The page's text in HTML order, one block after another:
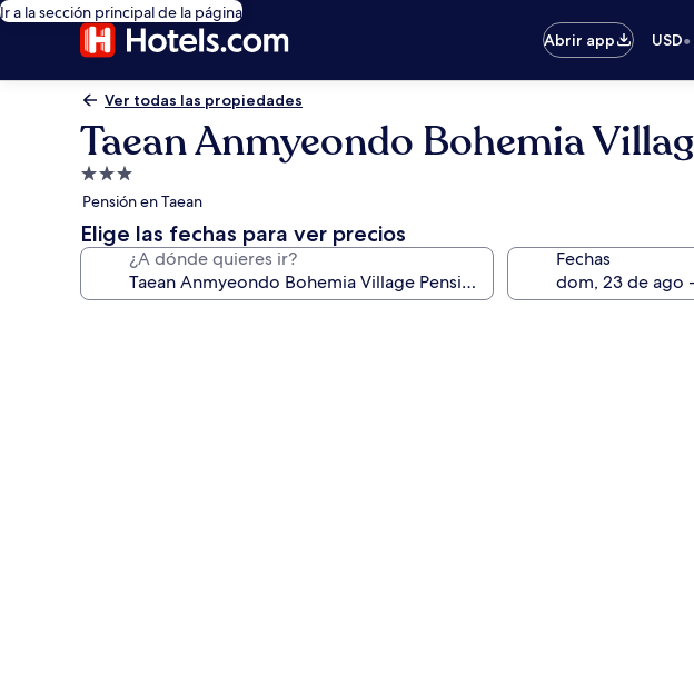
Ir a la sección principal de la página
Abrir app
USD•
Ver todas las propiedades
Taean Anmyeondo Bohemia
Propiedad
de
3.0
estrellas
Pensión en Taean
Elige las fechas para ver precios
¿A dónde quieres ir? Fechas